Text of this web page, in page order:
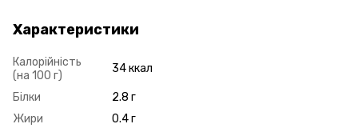
Характеристики
Калорійність
(на 100 г)
34 ккал
Білки
2.8 г
Жири
0.4 г